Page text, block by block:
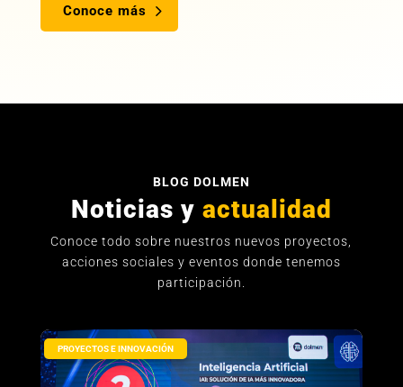
Conoce más
BLOG DOLMEN
Noticias y actualidad
Conoce todo sobre nuestros nuevos proyectos,
acciones sociales y eventos donde tenemos
participación.
PROYECTOS E INNOVACIÓN